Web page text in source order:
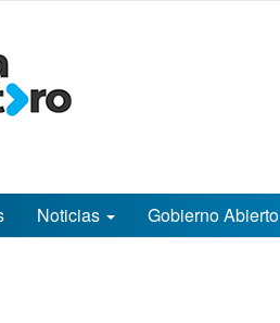
Noticias Gobierno Abierto